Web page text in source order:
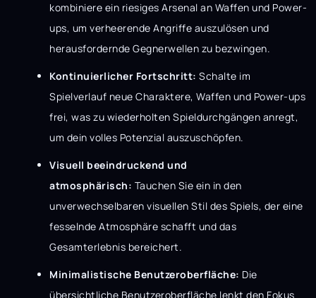
kombiniere ein riesiges Arsenal an Waffen und Power-
ups, um verheerende Angriffe auszulösen und
herausfordernde Gegnerwellen zu bezwingen.
Kontinuierlicher Fortschritt: Schalte im
Spielverlauf neue Charaktere, Waffen und Power-ups
frei, was zu wiederholten Spieldurchgängen anregt,
um dein volles Potenzial auszuschöpfen.
Visuell beeindruckend und
atmosphärisch: Tauchen Sie ein in den
unverwechselbaren visuellen Stil des Spiels, der eine
fesselnde Atmosphäre schafft und das
Gesamterlebnis bereichert.
Minimalistische Benutzeroberfläche: Die
übersichtliche Benutzeroberfläche lenkt den Fokus